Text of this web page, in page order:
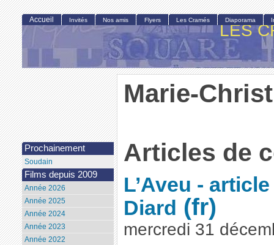
LES
Marie-
Articles de
L’Aveu -
Diard
mercredi 31
Accueil Invités Nos amis Flyers Les Cramés Diaporama
Prochainement
Soudain
Films depuis 2009
Année 2026
Année 2025
Année 2024
Année 2023
Année 2022